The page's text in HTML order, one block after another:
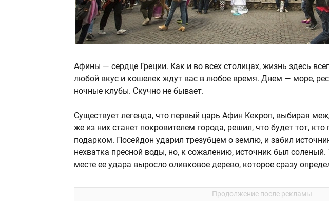
Афины — сердце Греции. Как и во всех столицах, жизнь здесь
любой вкус и кошелек ждут вас в любое время. Днем — море,
ночные клубы. Скучно не бывает.
Существует легенда, что первый царь Афин Кекроп, выбирая
же из них станет покровителем города, решил, что будет тот,
подарком. Посейдон ударил трезубцем о землю, и забил
нехватка пресной воды, но, к сожалению, источник был
месте ее удара выросло оливковое дерево, которое сразу